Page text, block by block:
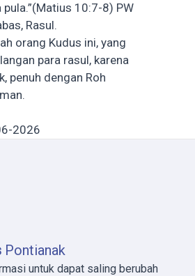
10:7-8) PW
Rasul.
orang Kudus ini, yang
para rasul, karena
penuh dengan Roh
2026
Pontianak
untuk dapat saling berubah